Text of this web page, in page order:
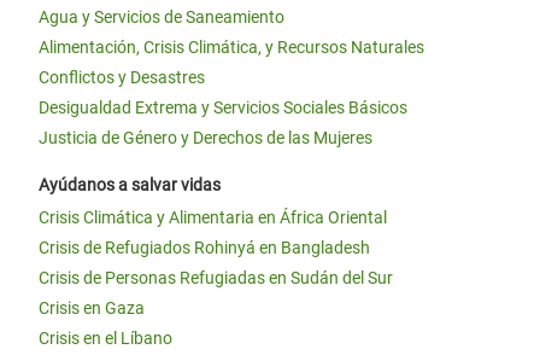
Agua y Servicios de Saneamiento
Alimentación, Crisis Climática, y Recursos Naturales
Conflictos y Desastres
Desigualdad Extrema y Servicios Sociales Básicos
Justicia de Género y Derechos de las Mujeres
Ayúdanos a salvar vidas
Crisis Climática y Alimentaria en África Oriental
Crisis de Refugiados Rohinyá en Bangladesh
Crisis de Personas Refugiadas en Sudán del Sur
Crisis en Gaza
Crisis en el Líbano